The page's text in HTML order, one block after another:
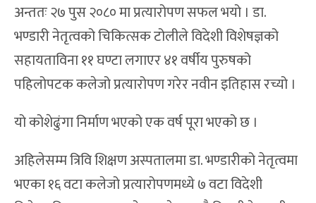
अन्ततः २७ पुस २०८० मा प्रत्यारोपण सफल भयो । डा.
भण्डारी नेतृत्वको चिकित्सक टोलीले विदेशी विशेषज्ञको
सहायताविना ११ घण्टा लगाएर ४१ वर्षीय पुरुषको
पहिलोपटक कलेजो प्रत्यारोपण गरेर नवीन इतिहास रच्यो ।
यो कोशेढुंगा निर्माण भएको एक वर्ष पूरा भएको छ ।
अहिलेसम्म त्रिवि शिक्षण अस्पतालमा डा. भण्डारीको नेतृत्वमा
भएका १६ वटा कलेजो प्रत्यारोपणमध्ये ७ वटा विदेशी